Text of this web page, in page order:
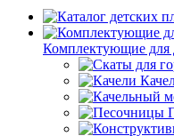
Комплектующие для